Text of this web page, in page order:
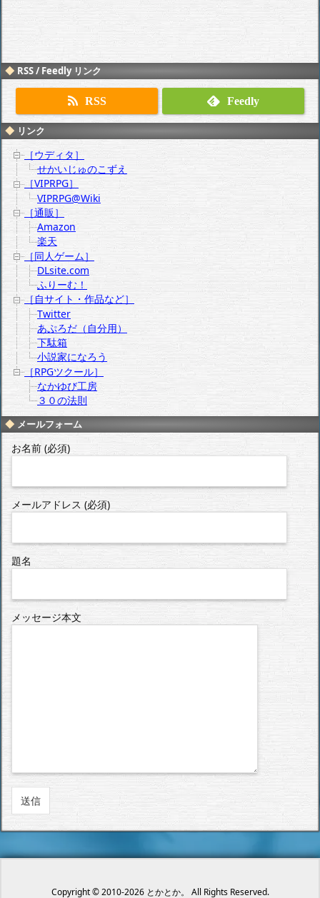
RSS / Feedly リンク
RSS Feedly
リンク
［ウディタ］
せかいじゅのこずえ
［VIPRPG］
VIPRPG@Wiki
［通販］
Amazon
楽天
［同人ゲーム］
DLsite.com
ふりーむ！
［自サイト・作品など］
Twitter
あぷろだ（自分用）
下駄箱
小説家になろう
［RPGツクール］
なかゆび工房
３０の法則
メールフォーム
お名前 (必須)
メールアドレス (必須)
題名
メッセージ本文
Copyright ©2010-2026 とかとか。 All Rights Reserved.